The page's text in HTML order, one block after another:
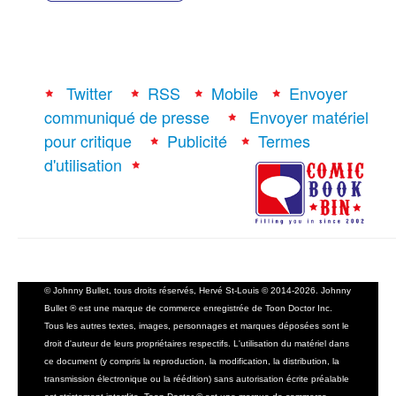
Twitter RSS Mobile
Envoyer
communiqué de presse
Envoyer matériel
pour critique
Publicité
Termes
d'utilisation
© Johnny Bullet, tous droits réservés, Hervé St-Louis © 2014-2026. Johnny
Bullet ® est une marque de commerce enregistrée de Toon Doctor Inc.
Tous les autres textes, images, personnages et marques déposées sont le
droit d'auteur de leurs propriétaires respectifs. L'utilisation du matériel dans
ce document (y compris la reproduction, la modification, la distribution, la
transmission électronique ou la réédition) sans autorisation écrite préalable